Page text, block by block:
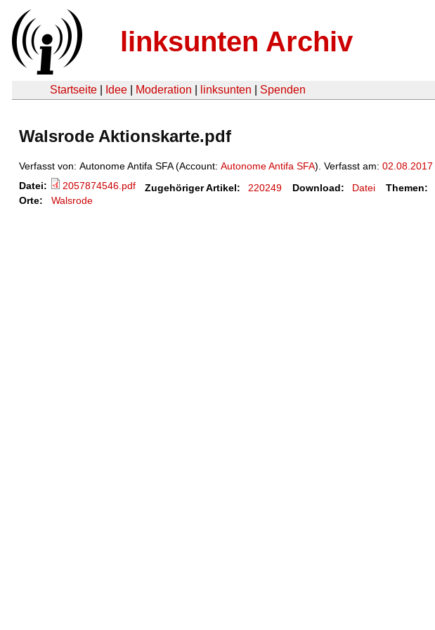
linksunten Archiv
Startseite Idee Moderation linksunten Spenden
Walsrode Aktionskarte.pdf
Verfasst von: Autonome Antifa SFA (Account: Autonome Antifa SFA). Verfasst am: 02.08.2017
Datei:
2057874546.pdf Zugehöriger Artikel: 220249 Download: Datei Themen:
Orte:
Walsrode